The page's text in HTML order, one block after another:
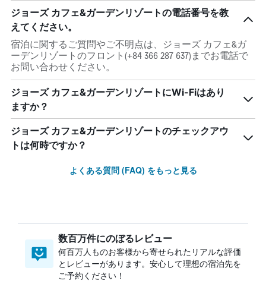
ジョーズ カフェ&ガーデンリゾートの電話番号を教
えてください。
宿泊に関するご質問やご不明点は、ジョーズ カフェ&ガ
ーデンリゾートのフロント(+84 366 287 637)までお電話で
お問い合わせください。
ジョーズ カフェ&ガーデンリゾートにWi-Fiはあり
ますか？
ジョーズ カフェ&ガーデンリゾートのチェックアウ
トは何時ですか？
よくある質問 (FAQ) をもっと見る
数百万件にのぼるレビュー
何百万人ものお客様から寄せられたリアルな評価
とレビューがあります。安心して理想の宿泊先を
ご予約ください！